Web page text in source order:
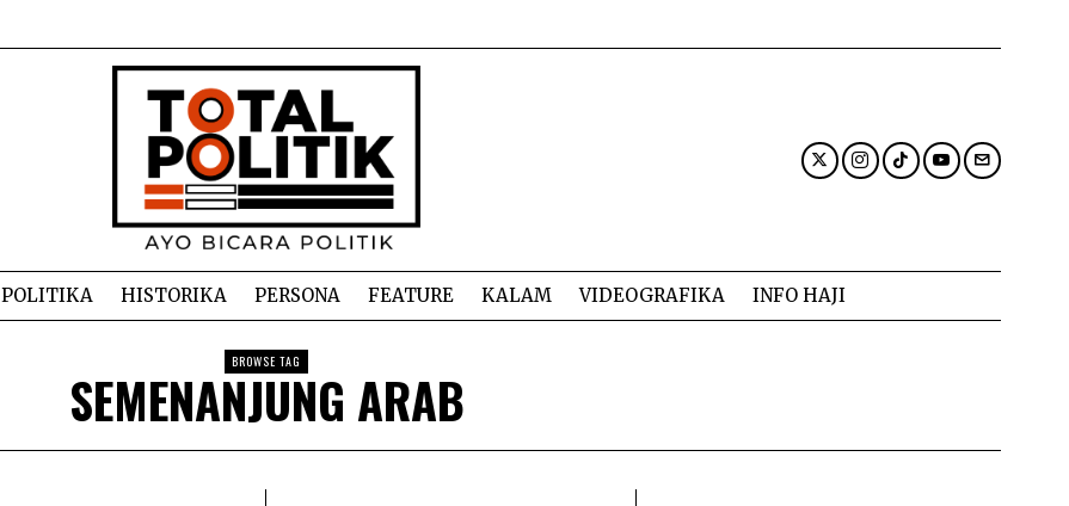
POLITIKA HISTORIKA PERSONA FEATURE KALAM VIDEOGRAFIKA INFO HAJI
BROWSE TAG
SEMENANJUNG ARAB